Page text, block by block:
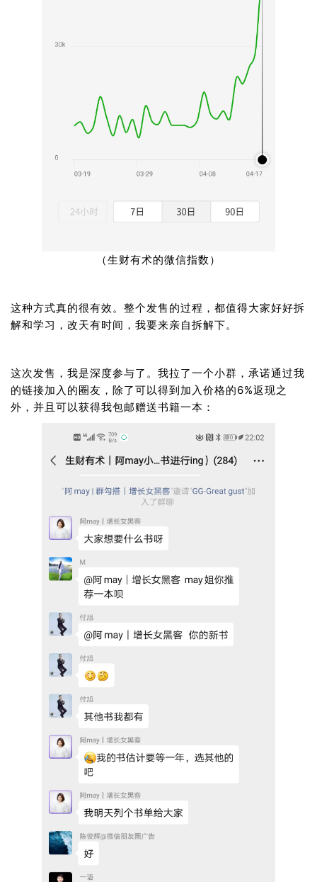
（生财有术的微信指数）
这种方式真的很有效。整个发售的过程，都值得大家好好拆
解和学习，改天有时间，我要来亲自拆解下。
这次发售，我是深度参与了。我拉了一个小群，承诺通过我
的链接加入的圈友，除了可以得到加入价格的6%返现之
外，并且可以获得我包邮赠送书籍一本：